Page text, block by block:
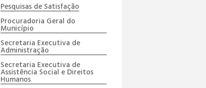
Pesquisas de Satisfação
Procuradoria Geral do
Município
Secretaria Executiva de
Administração
Secretaria Executiva de
Assistência Social e Direitos
Humanos